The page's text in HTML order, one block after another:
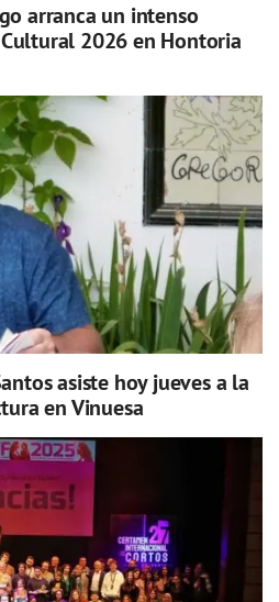
arranca un intenso
2026 en Hontoria
asiste hoy jueves a la
en Vinuesa